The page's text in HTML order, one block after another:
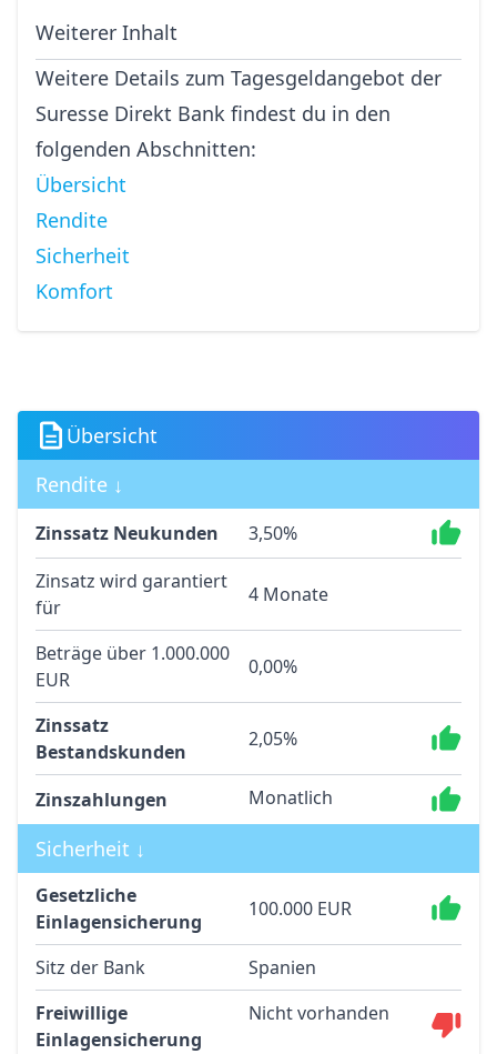
Weiterer Inhalt
Weitere Details zum Tagesgeldangebot der
Suresse Direkt Bank findest du in den
folgenden Abschnitten:
Übersicht
Rendite
Sicherheit
Komfort
Übersicht
Rendite ↓
Zinssatz Neukunden
3,50%
Zinsatz wird garantiert
für
4 Monate
Beträge über 1.000.000
EUR
0,00%
Zinssatz
Bestandskunden
2,05%
Zinszahlungen Monatlich
Sicherheit ↓
Gesetzliche
Einlagensicherung
100.000 EUR
Sitz der Bank
Spanien
Freiwillige
Einlagensicherung
Nicht vorhanden